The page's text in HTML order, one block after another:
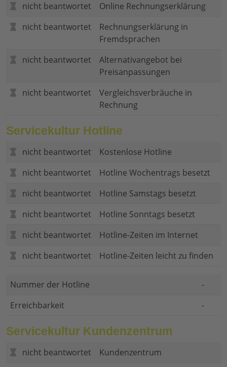
nicht beantwortet
Online Rechnungserklärung
nicht beantwortet
Rechnungserklärung in
Fremdsprachen
nicht beantwortet
Alternativangebot bei
Preisanpassungen
nicht beantwortet
Vergleichsverbräuche in
Rechnung
Servicekultur Hotline
nicht beantwortet
Kostenlose Hotline
nicht beantwortet
Hotline Wochentrags besetzt
nicht beantwortet
Hotline Samstags besetzt
nicht beantwortet
Hotline Sonntags besetzt
nicht beantwortet
Hotline-Zeiten im Internet
nicht beantwortet
Hotline-Zeiten leicht zu finden
Nummer der Hotline
-
Erreichbarkeit
-
Servicekultur Kundenzentrum
nicht beantwortet
Kundenzentrum